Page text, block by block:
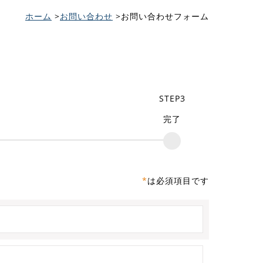
ホーム お問い合わせ お問い合わせフォーム
完了
は必須項目です